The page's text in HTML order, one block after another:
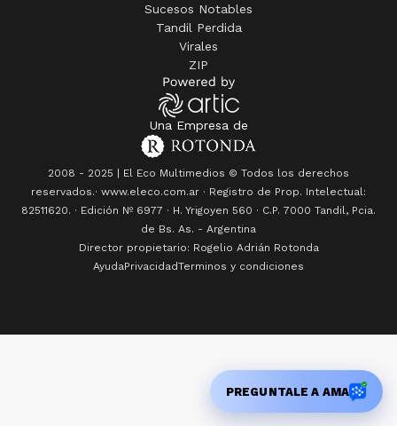
Sucesos Notables
Tandil Perdida
Virales
ZIP
Una Empresa de
2008 - 2025 | El Eco Multimedios © Todos los derechos
reservados.· www.eleco.com.ar · Registro de Prop. Intelectual:
82511620. · Edición Nº 6977 · H. Yrigoyen 560 · C.P. 7000 Tandil, Pcia.
de Bs. As. - Argentina
Director propietario: Rogelio Adrián Rotonda
AyudaPrivacidadTerminos y condiciones
PREGUNTALE A AMA